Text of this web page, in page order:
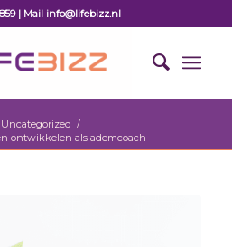
| Mail info@lifebizz.nl
Uncategorized /
ontwikkelen als ademcoach